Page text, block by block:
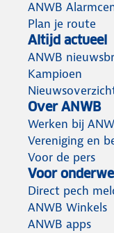
ANWB
Plan je route
Altijd actueel
ANWB
Kampioen
Over ANWB
Werken bij
Vereniging en
Voor de pers
Voor
Direct pech
ANWB Winkels
ANWB apps